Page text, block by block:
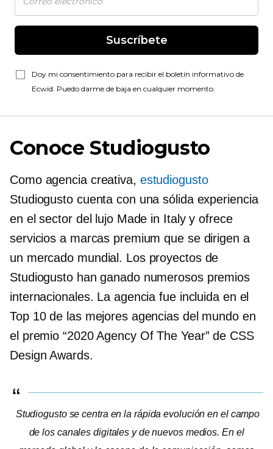
Suscríbete
Doy mi consentimiento para recibir el boletín informativo de
Ecwid. Puedo darme de baja en cualquier momento.
Conoce Studiogusto
Como agencia creativa, estudiogusto
Studiogusto cuenta con una sólida experiencia
en el sector del lujo Made in Italy y ofrece
servicios a marcas premium que se dirigen a
un mercado mundial. Los proyectos de
Studiogusto han ganado numerosos premios
internacionales. La agencia fue incluida en el
Top 10 de las mejores agencias del mundo en
el premio “2020 Agency Of The Year” de CSS
Design Awards.
Studiogusto se centra en la rápida evolución en el campo
de los canales digitales y de nuevos medios. En el